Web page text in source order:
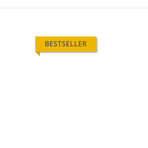
BESTSELLER